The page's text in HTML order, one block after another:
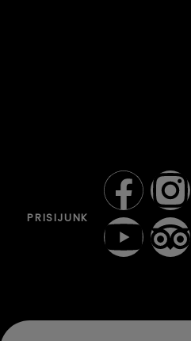
PRISIJUNK